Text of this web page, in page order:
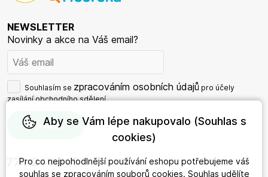
NEWSLETTER
Novinky a akce na Váš email?
Souhlasím se zpracováním osobních údajů pro účely
zasílání obchodního sdělení.
774 245 625
Aby se Vám lépe nakupovalo (Souhlas s
cookies)
Pro co nejpohodlnější používání eshopu potřebujeme váš
souhlas se zpracováním souborů cookies. Souhlas udělíte